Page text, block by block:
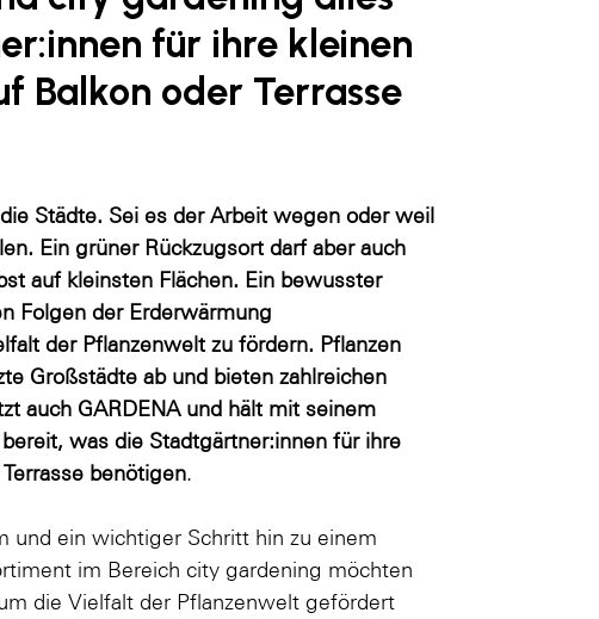
für ihre kleinen
Balkon oder Terrasse
Städte. Sei es der Arbeit wegen oder weil
Ein grüner Rückzugsort darf aber auch
auf kleinsten Flächen. Ein bewusster
Folgen der Erderwärmung
der Pflanzenwelt zu fördern. Pflanzen
Großstädte ab und bieten zahlreichen
auch GARDENA und hält mit seinem
was die Stadtgärtner:innen für ihre
benötigen.
und ein wichtiger Schritt hin zu einem
im Bereich city gardening möchten
die Vielfalt der Pflanzenwelt gefördert